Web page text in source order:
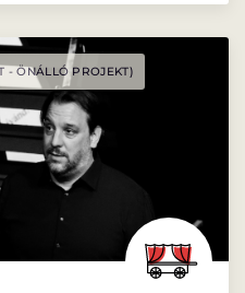
SZÍNHÁZ
MINDENKINEK
WEBSHOP
BIZOTTSÁG
- ÖNÁLLÓ PROJEKT)